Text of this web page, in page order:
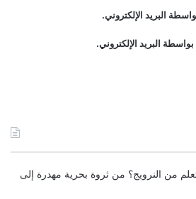
البريد الإلكتروني.
البريد الإلكتروني.
من النرويج؟ من ثروة بحرية مهدرة إلى